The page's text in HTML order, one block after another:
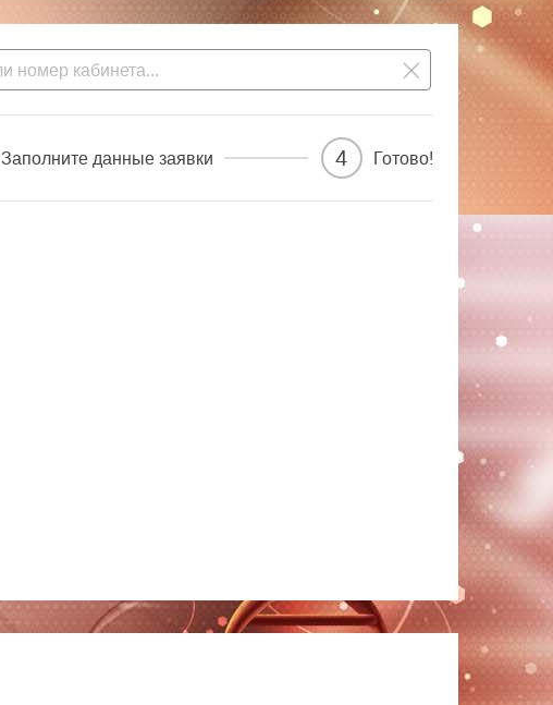
Заполните данные заявки 4 Готово!